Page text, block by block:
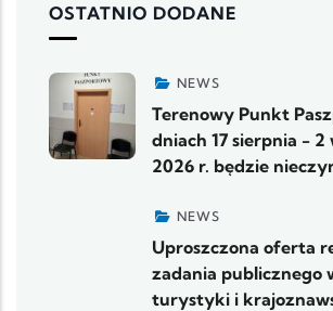
OSTATNIO DODANE
NEWS
Terenowy Punkt
dniach 17 sierpnia - 2
2026 r. będzie
NEWS
Uproszczona oferta
zadania publicznego
turystyki i